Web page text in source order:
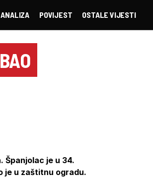
ANALIZA POVIJEST OSTALE VIJESTI
Španjolac je u 34.
je u zaštitnu ogradu.